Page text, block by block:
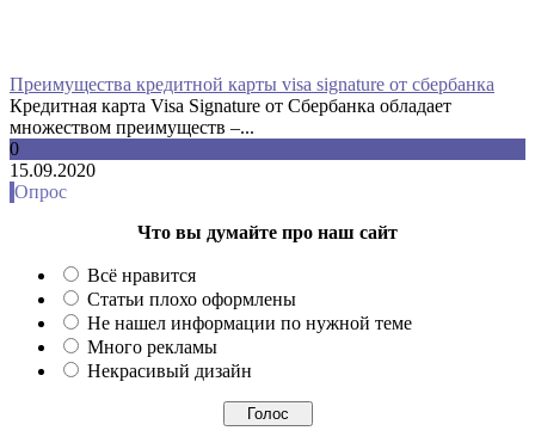
Преимущества кредитной карты visa signature от сбербанка
Кредитная карта Visa Signature от Сбербанка обладает
множеством преимуществ –...
0
15.09.2020
Опрос
Что вы думайте про наш сайт
Всё нравится
Статьи плохо оформлены
Не нашел информации по нужной теме
Много рекламы
Некрасивый дизайн